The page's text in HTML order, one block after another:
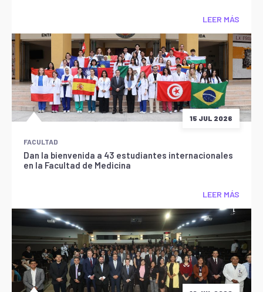
LEER MÁS
15 JUL 2026
FACULTAD
Dan la bienvenida a 43 estudiantes internacionales
en la Facultad de Medicina
LEER MÁS